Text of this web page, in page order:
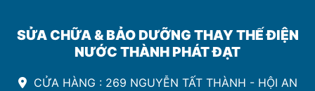
SỬA CHỮA & BẢO DƯỠNG THAY THẾ ĐIỆN
NƯỚC THÀNH PHÁT ĐẠT
CỬA HÀNG : 269 NGUYỄN TẤT THÀNH - HỘI AN